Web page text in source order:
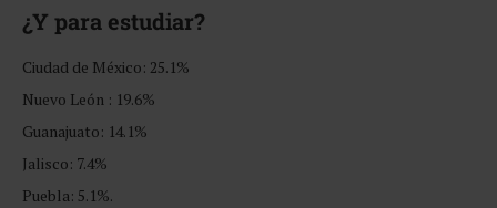
¿Y para estudiar?
Ciudad de México: 25.1%
Nuevo León : 19.6%
Guanajuato: 14.1%
Jalisco: 7.4%
Puebla: 5.1%.